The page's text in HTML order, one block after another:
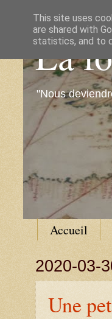
La
"Nous
Accueil
2020-03-
Une
This site uses
are shared with
statistics, and to